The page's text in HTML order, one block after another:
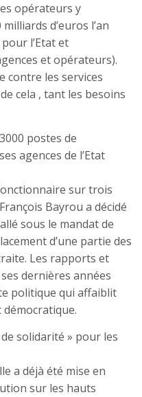
opérateurs y
d’euros l’an
l’Etat et
et opérateurs).
contre les services
cela , tant les besoins
postes de
agences de l’Etat
sur trois
Bayrou a décidé
sous le mandat de
d’une partie des
Les rapports et
dernières années
politique qui affaiblit
démocratique.
solidarité » pour les
a déjà été mise en
sur les hauts